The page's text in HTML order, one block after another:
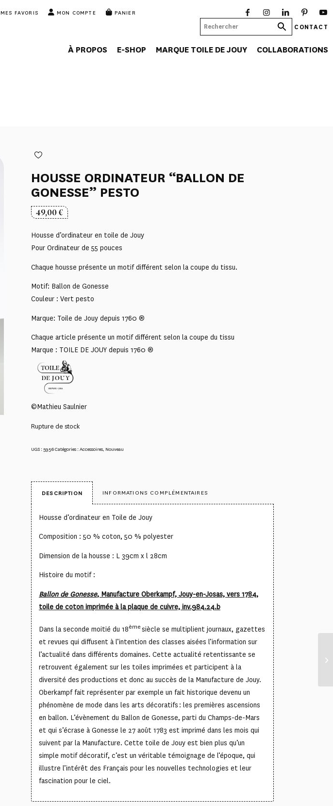
MES FAVORIS MON COMPTE PANIER
CONTACT
À PROPOS E-SHOP MARQUE TOILE DE JOUY COLLABORATIONS
HOUSSE ORDINATEUR “BALLON DE
GONESSE” PESTO
49,00€
Housse d’ordinateur en toile de Jouy
Pour Ordinateur de 55 pouces
Chaque housse présente un motif différent selon la coupe du tissu.
Motif: Ballon de Gonesse
Couleur : Vert pesto
Marque: Toile de Jouy depuis 1760 ®
Chaque article présente un motif différent selon la coupe du tissu
Marque : TOILE DE JOUY depuis 1760 ®
©Mathieu Saulnier
Rupture de stock
UGS : 5956Catégories :Accessoires Nouveau
DESCRIPTION INFORMATIONS COMPLÉMENTAIRES
Housse d’ordinateur en Toile de Jouy
Composition : 50 % coton, 50 % polyester
Dimension de la housse : L 39cm x l 28cm
Histoire du motif :
Ballon de Gonesse, Manufacture Oberkampf, Jouy-en-Josas, vers 1784,
toile de coton imprimée à la plaque de cuivre, inv.984.24.b
Dans la seconde moitié du 18èmesiècle se multiplient journaux, gazettes
et revues qui diffusent à l’intention des classes aisées l’information sur
l’actualité dans différents domaines. Cette actualité retentissante se
retrouvent également sur les toiles imprimées et participent à la
diversité des productions et donc au succès de la Manufacture de Jouy.
Oberkampf fait représenter par exemple un fait historique devenu un
phénomène de mode dans les arts décoratifs : les premières ascensions
en ballon. L’évènement du Ballon de Gonesse, parti du Champs-de-Mars
et qui s’écrase à Gonesse le 27 août 1783 est imprimé dans les mois qui
suivent par la Manufacture. Cette toile de Jouy est bien plus qu’un
simple motif décoratif, c’est un véritable témoignage de l’époque, qui
illustre l’intérêt des Français pour les nouvelles technologies et leur
fascination pour le ciel.